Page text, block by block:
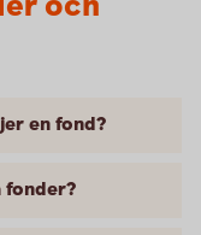
en fond?
fonder?